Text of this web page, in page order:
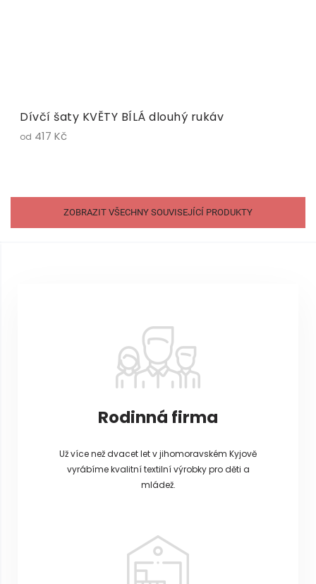
Dívčí šaty KVĚTY BÍLÁ dlouhý rukáv
od 417 Kč
ZOBRAZIT VŠECHNY SOUVISEJÍCÍ PRODUKTY
Rodinná firma
Už více než dvacet let v jihomoravském Kyjově
vyrábíme kvalitní textilní výrobky pro děti a
mládež.